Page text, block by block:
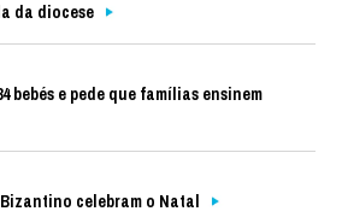
da diocese
bebés e pede que famílias ensinem
celebram o Natal